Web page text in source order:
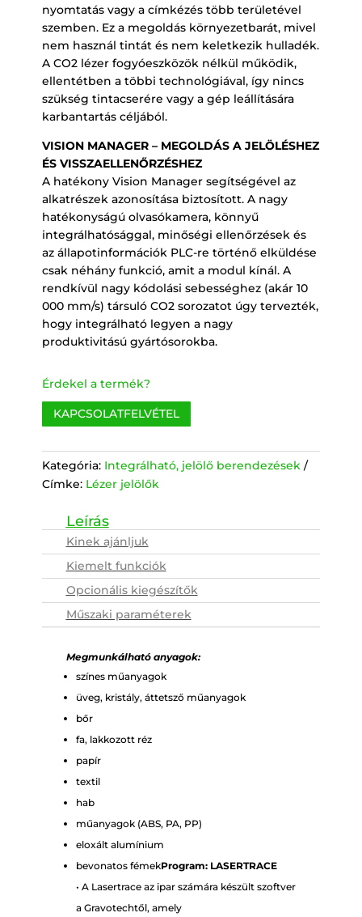
nyomtatás vagy a címkézés több területével
szemben. Ez a megoldás környezetbarát, mivel
nem használ tintát és nem keletkezik hulladék.
A CO2 lézer fogyóeszközök nélkül működik,
ellentétben a többi technológiával, így nincs
szükség tintacserére vagy a gép leállítására
karbantartás céljából.
VISION MANAGER – MEGOLDÁS A JELÖLÉSHEZ
ÉS VISSZAELLENŐRZÉSHEZ
A hatékony Vision Manager segítségével az
alkatrészek azonosítása biztosított. A nagy
hatékonyságú olvasókamera, könnyű
integrálhatósággal, minőségi ellenőrzések és
az állapotinformációk PLC-re történő elküldése
csak néhány funkció, amit a modul kínál. A
rendkívül nagy kódolási sebességhez (akár 10
000 mm/s) társuló CO2 sorozatot úgy tervezték,
hogy integrálható legyen a nagy
produktivitású gyártósorokba.
Érdekel a termék?
KAPCSOLATFELVÉTEL
Kategória: Integrálható, jelölő berendezések
Címke: Lézer jelölők
Kinek ajánljuk
Kiemelt funkciók
Opcionális kiegészítők
Műszaki paraméterek
Megmunkálható anyagok:
színes műanyagok
üveg, kristály, áttetsző műanyagok
bőr
fa, lakkozott réz
papír
textil
hab
műanyagok (ABS, PA, PP)
eloxált alumínium
bevonatos fémekProgram: LASERTRACE
• A Lasertrace az ipar számára készült szoftver
a Gravotechtől, amely